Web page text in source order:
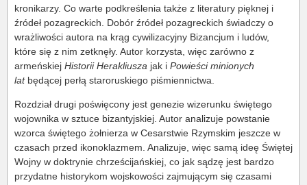
kronikarzy. Co warte podkreślenia także z literatury pięknej i
źródeł pozagreckich. Dobór źródeł pozagreckich świadczy o
wrażliwości autora na krąg cywilizacyjny Bizancjum i ludów,
które się z nim zetknęły. Autor korzysta, więc zarówno z
armeńskiej Historii Herakliusza jak i Powieści minionych
latbędącej perłą staroruskiego piśmiennictwa.
Rozdział drugi poświęcony jest genezie wizerunku świętego
wojownika w sztuce bizantyjskiej. Autor analizuje powstanie
wzorca świętego żołnierza w Cesarstwie Rzymskim jeszcze w
czasach przed ikonoklazmem. Analizuje, więc samą ideę Świętej
Wojny w doktrynie chrześcijańskiej, co jak sądzę jest bardzo
przydatne historykom wojskowości zajmującym się czasami